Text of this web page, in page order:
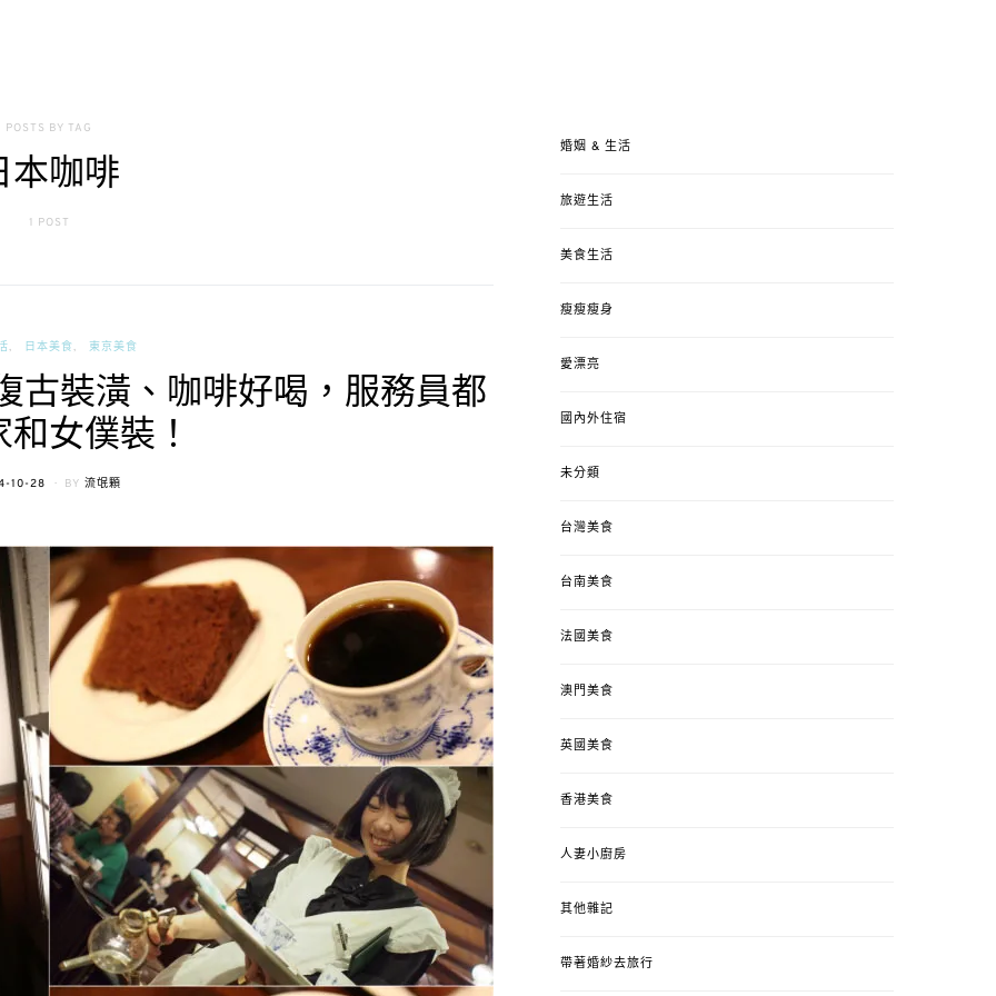
POSTS BY TAG
本咖啡
1 POST
日本美食 東京美食
古裝潢、咖啡好喝，服務員都
女僕裝！
10-28 BY 流氓顆
婚姻 & 生活
旅遊生活
美食生活
瘦瘦瘦身
愛漂亮
國內外住宿
未分類
台灣美食
台南美食
法國美食
澳門美食
英國美食
香港美食
人妻小廚房
其他雜記
帶著婚紗去旅行